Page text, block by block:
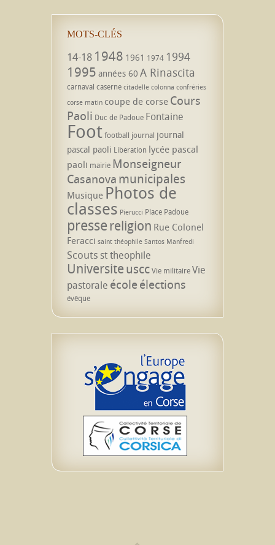
MOTS-CLÉS
14-18 1948 1961 1974 1994
1995 années 60 A Rinascita
carnaval caserne citadelle colonna confréries
corse matin coupe de corse Cours
Paoli Duc de Padoue Fontaine
Footfootball journal journal
pascal paoli Libération lycée pascal
paoli mairie Monseigneur
Casanova municipales
Musique Photos de
classes Pierucci Place Padoue
pressereligion Rue Colonel
Feracci saint théophile Santos Manfredi
Scoutsst theophile
UniversiteusccVie militaireVie
pastorale écoleélections
évêque